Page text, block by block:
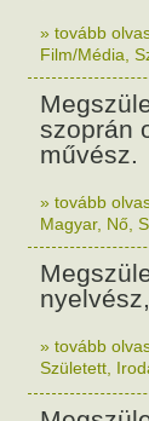
» tovább
Film/Média
szoprán
művész.
» tovább
Magyar, Nő
» tovább
Született